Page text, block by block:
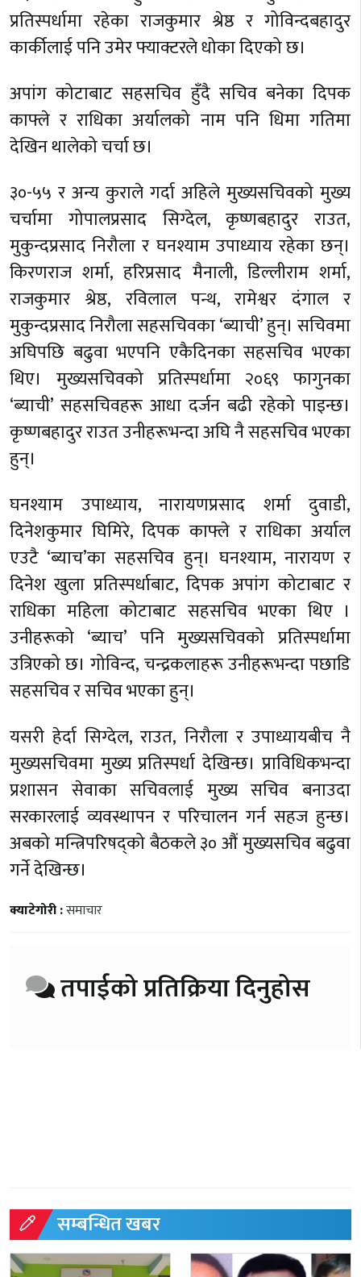
प्रतिस्पर्धामा रहेका राजकुमार श्रेष्ठ र गोविन्दबहादुर
कार्कीलाई पनि उमेर फ्याक्टरले धोका दिएको छ।
अपांग कोटाबाट सहसचिव हुँदै सचिव बनेका दिपक
काफ्ले र राधिका अर्यालको नाम पनि धिमा गतिमा
देखिन थालेको चर्चा छ।
३०-५५ र अन्य कुराले गर्दा अहिले मुख्यसचिवको मुख्य
चर्चामा गोपालप्रसाद सिग्देल, कृष्णबहादुर राउत,
मुकुन्दप्रसाद निरौला र घनश्याम उपाध्याय रहेका छन्।
किरणराज शर्मा, हरिप्रसाद मैनाली, डिल्लीराम शर्मा,
राजकुमार श्रेष्ठ, रविलाल पन्थ, रामेश्वर दंगाल र
मुकुन्दप्रसाद निरौला सहसचिवका ‘ब्याची’ हुन्। सचिवमा
अघिपछि बढुवा भएपनि एकैदिनका सहसचिव भएका
थिए। मुख्यसचिवको प्रतिस्पर्धामा २०६९ फागुनका
‘ब्याची’ सहसचिवहरू आधा दर्जन बढी रहेको पाइन्छ।
कृष्णबहादुर राउत उनीहरूभन्दा अघि नै सहसचिव भएका
हुन्।
घनश्याम उपाध्याय, नारायणप्रसाद शर्मा दुवाडी,
दिनेशकुमार घिमिरे, दिपक काफ्ले र राधिका अर्याल
एउटै ‘ब्याच’का सहसचिव हुन्। घनश्याम, नारायण र
दिनेश खुला प्रतिस्पर्धाबाट, दिपक अपांग कोटाबाट र
राधिका महिला कोटाबाट सहसचिव भएका थिए ।
उनीहरूको ‘ब्याच’ पनि मुख्यसचिवको प्रतिस्पर्धामा
उत्रिएको छ। गोविन्द, चन्द्रकलाहरू उनीहरूभन्दा पछाडि
सहसचिव र सचिव भएका हुन्।
यसरी हेर्दा सिग्देल, राउत, निरौला र उपाध्यायबीच नै
मुख्यसचिवमा मुख्य प्रतिस्पर्धा देखिन्छ। प्राविधिकभन्दा
प्रशासन सेवाका सचिवलाई मुख्य सचिव बनाउदा
सरकारलाई व्यवस्थापन र परिचालन गर्न सहज हुन्छ।
अबको मन्त्रिपरिषद्को बैठकले ३० औं मुख्यसचिव बढुवा
गर्ने देखिन्छ।
क्याटेगोरी :समाचार
तपाईको प्रतिक्रिया दिनुहोस
सम्बन्धित खबर